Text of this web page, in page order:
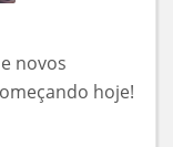
novos
hoje!